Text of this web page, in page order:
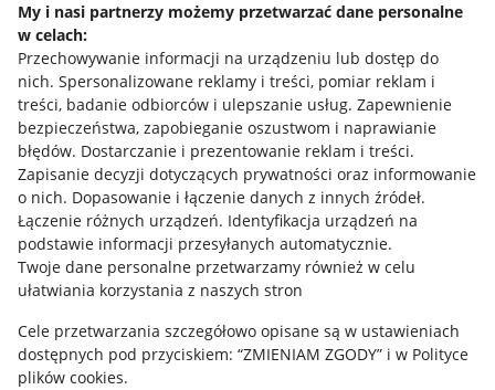
My i nasi partnerzy możemy przetwarzać dane personalne
w celach:
Przechowywanie informacji na urządzeniu lub dostęp do
nich. Spersonalizowane reklamy i treści, pomiar reklam i
treści, badanie odbiorców i ulepszanie usług. Zapewnienie
bezpieczeństwa, zapobieganie oszustwom i naprawianie
błędów. Dostarczanie i prezentowanie reklam i treści.
Zapisanie decyzji dotyczących prywatności oraz informowanie
o nich. Dopasowanie i łączenie danych z innych źródeł.
Łączenie różnych urządzeń. Identyfikacja urządzeń na
podstawie informacji przesyłanych automatycznie.
Twoje dane personalne przetwarzamy również w celu
ułatwiania korzystania z naszych stron
Cele przetwarzania szczegółowo opisane są w ustawieniach
dostępnych pod przyciskiem: “ZMIENIAM ZGODY” i w Polityce
plików cookies.
Allegro Gadane dla kupujących
Mapa miejscowości
Informacje prawne
Regulamin
Polityka plików "cookies"
Ustawienia plików "cookies"
Udostępnianie lokalizacji
Pobierz aplikację